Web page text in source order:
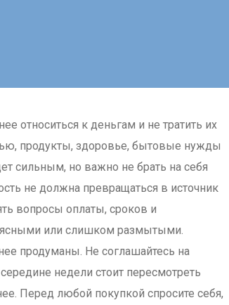
относиться к деньгам и не тратить их
продукты, здоровье, бытовые нужды
сильным, но важно не брать на себя
не должна превращаться в источник
вопросы оплаты, сроков и
или слишком размытыми.
продуманы. Не соглашайтесь на
недели стоит пересмотреть
Перед любой покупкой спросите себя,